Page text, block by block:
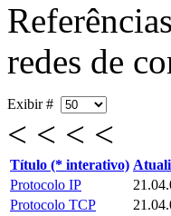
redes de
Exibir #
< < < <
Título (* interativo)
Protocolo IP
Protocolo TCP